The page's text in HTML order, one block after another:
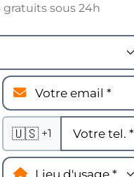
gratuits sous 24h
🇺🇸 +1